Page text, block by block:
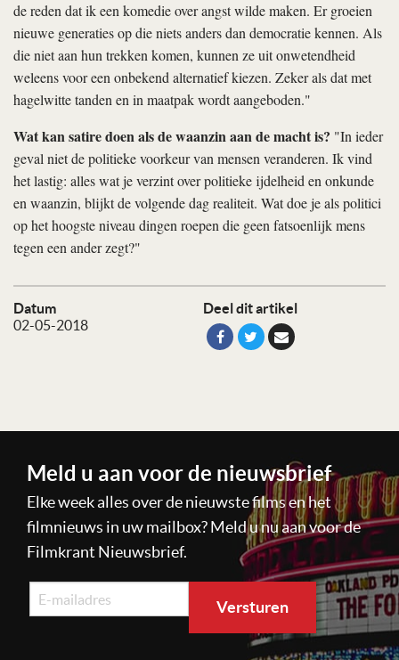
Datum
02-05-2018
Deel dit artikel
de reden dat ik een komedie over angst wilde maken. Er groeien
nieuwe generaties op die niets anders dan democratie kennen. Als
die niet aan hun trekken komen, kunnen ze uit onwetendheid
weleens voor een onbekend alternatief kiezen. Zeker als dat met
hagelwitte tanden en in maatpak wordt aangeboden."
Wat kan satire doen als de waanzin aan de macht is? "In ieder
geval niet de politieke voorkeur van mensen veranderen. Ik vind
het lastig: alles wat je verzint over politieke ijdelheid en onkunde
en waanzin, blijkt de volgende dag realiteit. Wat doe je als politici
op het hoogste niveau dingen roepen die geen fatsoenlijk mens
tegen een ander zegt?"
Meld u aan voor de nieuwsbrief
Elke week alles over de nieuwste films en het
filmnieuws in uw mailbox? Meld u nu aan voor de
Filmkrant Nieuwsbrief.